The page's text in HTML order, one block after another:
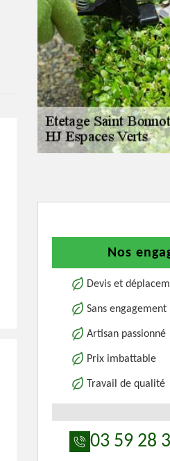
Nos
Devis et
Sans engagement
Artisan passionné
Prix imbattable
Travail de qualité
03 59 28